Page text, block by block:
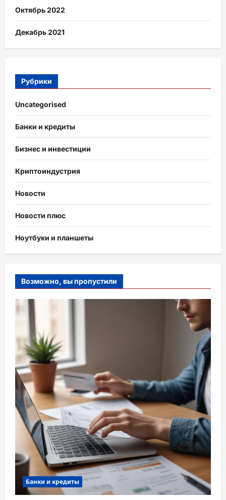
Октябрь 2022
Декабрь 2021
Рубрики
Uncategorised
Банки и кредиты
Бизнес и инвестиции
Криптоиндустрия
Новости
Новости плюс
Ноутбуки и планшеты
Возможно, вы пропустили
Банки и кредиты